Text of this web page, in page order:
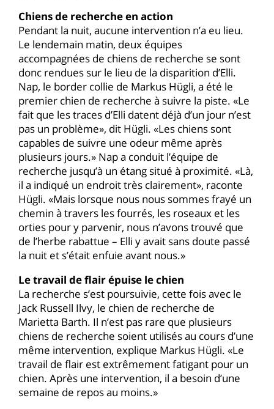
Chiens de recherche en action
Pendant la nuit, aucune intervention n’a eu lieu.
Le lendemain matin, deux équipes
accompagnées de chiens de recherche se sont
donc rendues sur le lieu de la disparition d’Elli.
Nap, le border collie de Markus Hügli, a été le
premier chien de recherche à suivre la piste. «Le
fait que les traces d’Elli datent déjà d’un jour n’est
pas un problème», dit Hügli. «Les chiens sont
capables de suivre une odeur même après
plusieurs jours.» Nap a conduit l’équipe de
recherche jusqu’à un étang situé à proximité. «Là,
il a indiqué un endroit très clairement», raconte
Hügli. «Mais lorsque nous nous sommes frayé un
chemin à travers les fourrés, les roseaux et les
orties pour y parvenir, nous n’avons trouvé que
de l’herbe rabattue – Elli y avait sans doute passé
la nuit et s’était enfuie avant nous.»
Le travail de flair épuise le chien
La recherche s’est poursuivie, cette fois avec le
Jack Russell Ilvy, le chien de recherche de
Marietta Barth. Il n’est pas rare que plusieurs
chiens de recherche soient utilisés au cours d’une
même intervention, explique Markus Hügli. «Le
travail de flair est extrêmement fatigant pour un
chien. Après une intervention, il a besoin d’une
semaine de repos au moins.»